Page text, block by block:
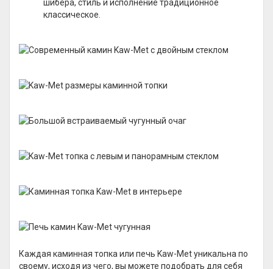
шибера, стиль и исполнение традиционное
классическое.
Каждая каминная топка или печь Kaw-Met уникальна по
своему, исходя из чего, вы можете подобрать для себя